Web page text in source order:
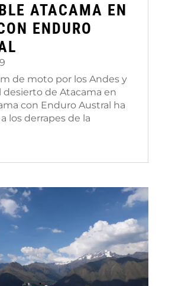
ATACAMA EN
ENDURO
de moto por los Andes y
desierto de Atacama en
con Enduro Austral ha
los derrapes de la